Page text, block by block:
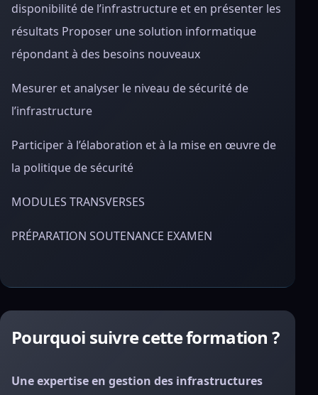
disponibilité de l’infrastructure et en présenter les
résultats Proposer une solution informatique
répondant à des besoins nouveaux
Mesurer et analyser le niveau de sécurité de
l’infrastructure
Participer à l’élaboration et à la mise en œuvre de
la politique de sécurité
MODULES TRANSVERSES
PRÉPARATION SOUTENANCE EXAMEN
Pourquoi suivre cette formation ?
Une expertise en gestion des infrastructures